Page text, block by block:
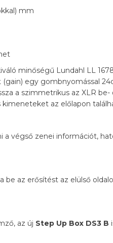
mm
minőségű Lundahl LL
egy gombnyomással
a szimmetrikus az XLR
az előlapon
a végső zenei információt,
be az erősítést az elülső
az új Step Up Box DS3 B